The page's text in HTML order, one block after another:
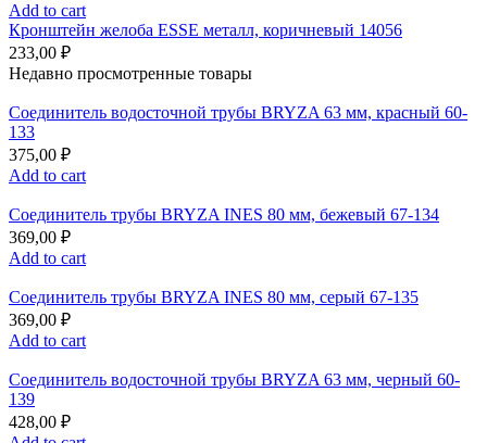
Add to cart
Кронштейн желоба ESSE металл, коричневый 14056
233,00 ₽
Недавно просмотренные товары
Соединитель водосточной трубы BRYZA 63 мм, краcный 60-
133
375,00 ₽
Add to cart
Соединитель трубы BRYZA INES 80 мм, бежевый 67-134
369,00 ₽
Add to cart
Соединитель трубы BRYZA INES 80 мм, серый 67-135
369,00 ₽
Add to cart
Соединитель водосточной трубы BRYZA 63 мм, черный 60-
139
428,00 ₽